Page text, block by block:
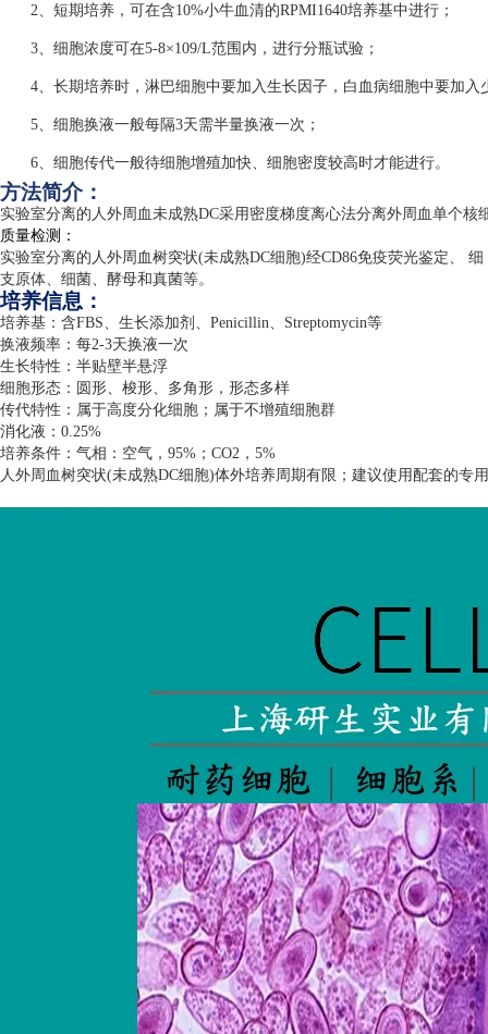
2、短期培养，可在含10%小牛血清的RPMI1640培养基中进行；
3、细胞浓度可在5-8×109/L范围内，进行分瓶试验；
4、长期培养时，淋巴细胞中要加入生长因子，白血病细胞中要加入
5、细胞换液一般每隔3天需半量换液一次；
6、细胞传代一般待细胞增殖加快、细胞密度较高时才能进行。
方法简介：
实验室分离的人外周血未成熟DC采用密度梯度离心法分离外周血单个核
质量检测：
实验室分离的人外周血树突状(未成熟DC细胞)经CD86免疫荧光鉴定、
支原体、细菌、酵母和真菌等。
培养信息：
培养基：含FBS、生长添加剂、 Penicillin、 Streptomycin等
换液频率：每2-3天换液一次
生长特性：半贴壁半悬浮
细胞形态：圆形、梭形、多角形，形态多样
传代特性：属于高度分化细胞；属于不增殖细胞群
消化液： 0.25%
培养条件：气相：空气， 95% ； CO2 ， 5%
人外周血树突状(未成熟DC细胞)体外培养周期有限；建议使用配套的专